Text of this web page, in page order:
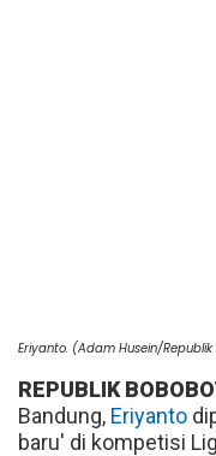
Eriyanto. (Adam Husein/
REPUBLIK
Bandung, Eriyanto
baru' di kompetisi